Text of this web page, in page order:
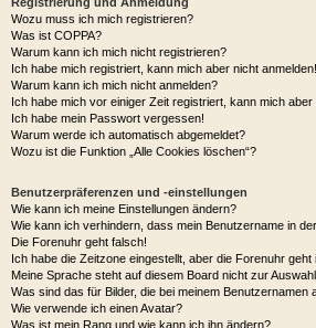
Foren-Übersicht Häufig gestellte Fragen
Häufig gestellte Fragen
Registrierung und Anmeldung
Wozu muss ich mich registrieren?
Was ist COPPA?
Warum kann ich mich nicht anmelden?
Ich habe mich vor einiger Zeit registriert, kann mich aber
Ich habe mein Passwort vergessen!
Warum werde ich automatisch abgemeldet?
Wozu ist die Funktion „Alle Cookies löschen“?
Benutzerpräferenzen und -einstellungen
Wie kann ich meine Einstellungen ändern?